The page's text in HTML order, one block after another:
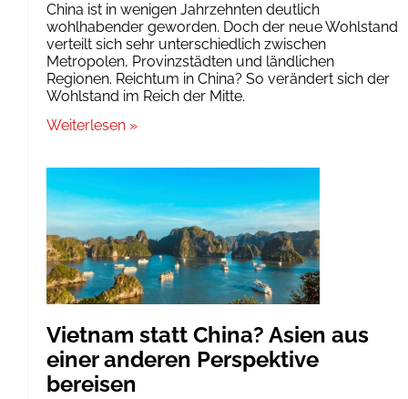
China ist in wenigen Jahrzehnten deutlich
wohlhabender geworden. Doch der neue Wohlstand
verteilt sich sehr unterschiedlich zwischen
Metropolen, Provinzstädten und ländlichen
Regionen. Reichtum in China? So verändert sich der
Wohlstand im Reich der Mitte.
Weiterlesen »
Vietnam statt China? Asien aus
einer anderen Perspektive
bereisen